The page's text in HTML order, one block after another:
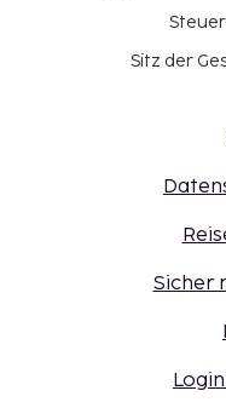
Sitz der
Sicher